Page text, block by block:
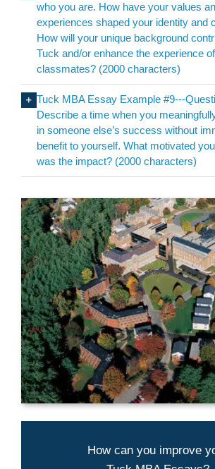
who you are. How have your values
experiences shaped your identity and
How will your unique background
Tuck and/or enhance the experience
classmates? (2000 characters)
Tuck MBA Essay Example #9---
Describe a time when you
in someone else’s success without
benefit to yourself. What motivated
was the impact? (2000 characters)
How can you improve
Aringo's experts can help you
yourself best